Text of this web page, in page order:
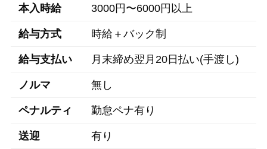
本入時給 3000円〜6000円以上
給与方式 時給＋バック制
給与支払い 月末締め翌月20日払い(手渡し)
ノルマ 無し
ペナルティ 勤怠ペナ有り
送迎 有り